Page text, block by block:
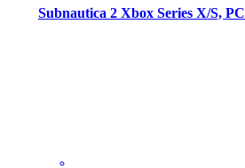
Subnautica 2 Xbox Series X/S, PC